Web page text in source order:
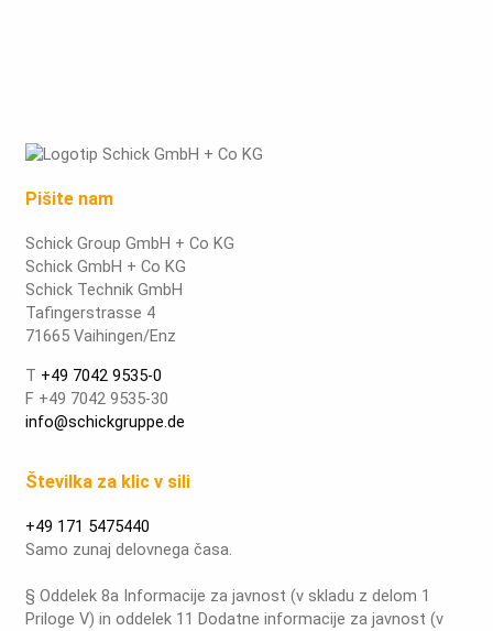
Pišite nam
Schick Group GmbH + Co KG
Schick GmbH + Co KG
Schick Technik GmbH
Tafingerstrasse 4
71665 Vaihingen/Enz
T +49 7042 9535-0
F +49 7042 9535-30
info@schickgruppe.de
Številka za klic v sili
+49 171 5475440
Samo zunaj delovnega časa.
§ Oddelek 8a Informacije za javnost (v skladu z delom 1
Priloge V) in oddelek 11 Dodatne informacije za javnost (v